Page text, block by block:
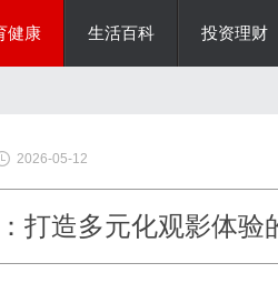
健康 生活百科 投资理财
2026-05-12
打造多元化观影体验